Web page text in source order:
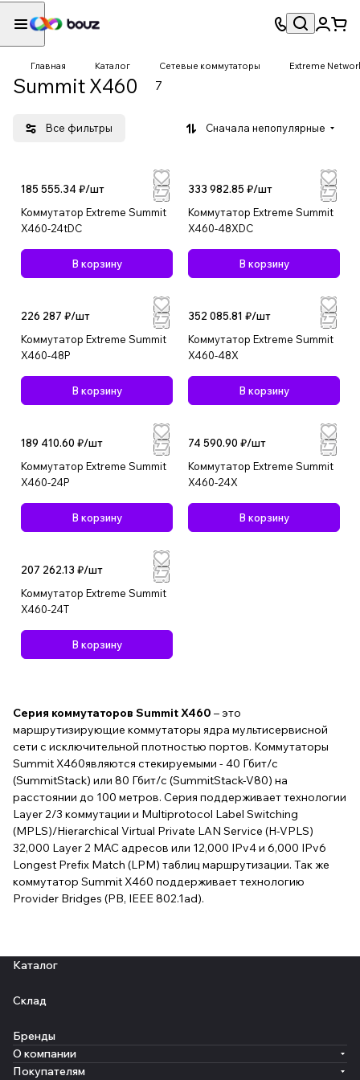
Главная Каталог Сетевые коммутаторы Extreme
Summit X460 7
Все фильтры Сначала непопулярные
185 555.34 ₽/шт
Коммутатор Extreme Summit
X460-24tDC
В корзину
333 982.85 ₽/шт
Коммутатор Extreme Summit
X460-48XDC
В корзину
226 287 ₽/шт
Коммутатор Extreme Summit
X460-48P
В корзину
352 085.81 ₽/шт
Коммутатор Extreme Summit
X460-48X
В корзину
189 410.60 ₽/шт
Коммутатор Extreme Summit
X460-24P
В корзину
74 590.90 ₽/шт
Коммутатор Extreme Summit
X460-24X
В корзину
207 262.13 ₽/шт
Коммутатор Extreme Summit
X460-24T
В корзину
Серия коммутаторов Summit X460 – это
маршрутизирующие коммутаторы ядра мультисервисной
сети с исключительной плотностью портов. Коммутаторы
Summit X460являются стекируемыми - 40 Гбит/с
(SummitStack) или 80 Гбит/с (SummitStack-V80) на
расстоянии до 100 метров. Серия поддерживает технологии
Layer 2/3 коммутации и Multiprotocol Label Switching
(MPLS)/Hierarchical Virtual Private LAN Service (H-VPLS)
32,000 Layer 2 MAC адресов или 12,000 IPv4 и 6,000 IPv6
Longest Prefix Match (LPM) таблиц маршрутизации. Так же
коммутатор Summit X460 поддерживает технологию
Provider Bridges (PB, IEEE 802.1ad).
Каталог
Склад
Бренды
О компании
Покупателям